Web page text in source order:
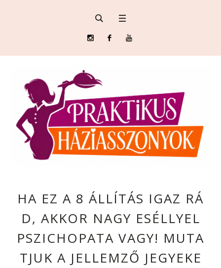
HA EZ A 8 ÁLLÍTÁS IGAZ RÁ
D, AKKOR NAGY ESÉLLYEL
PSZICHOPATA VAGY! MUTA
TJUK A JELLEMZŐ JEGYEKE